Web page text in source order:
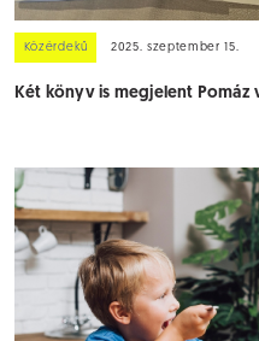
Közérdekű 2025. szeptember 15.
Két könyv is megjelent Pomáz